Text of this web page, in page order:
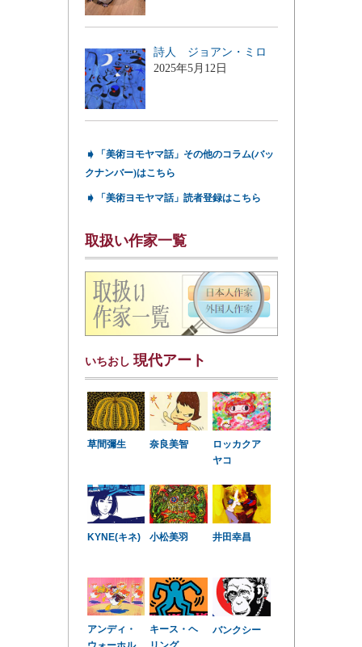
詩人 ジョアン・ミロ
2025年5月12日
➧
「美術ヨモヤマ話」その他のコラム(バッ
クナンバー)はこちら
➧ 「美術ヨモヤマ話」読者登録はこちら
取扱い作家一覧
いちおし 現代アート
草間彌生 奈良美智
ロッカクア
ヤコ
KYNE(キネ) 小松美羽 井田幸昌
アンディ・
キース・ヘ
バンクシー